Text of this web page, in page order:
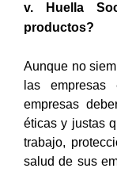
v. Huella
productos?
Aunque no
las
empresas
éticas y justas
trabajo,
salud de sus